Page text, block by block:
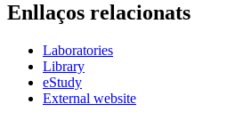
Enllaços relacionats
Laboratories
Library
eStudy
External website